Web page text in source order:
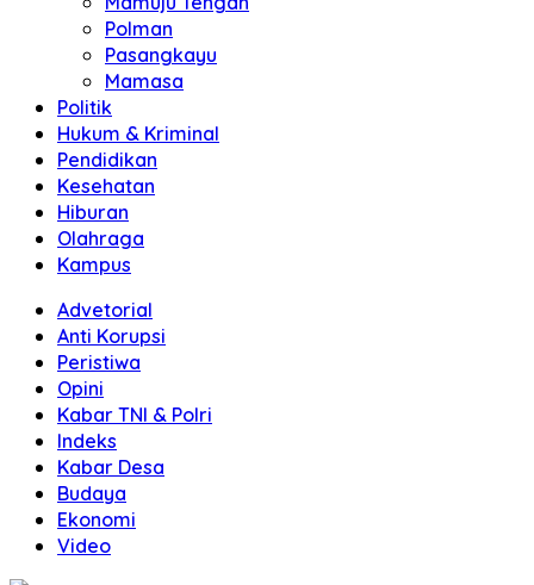
Polman
Pasangkayu
Mamasa
Politik
Hukum & Kriminal
Pendidikan
Kesehatan
Hiburan
Olahraga
Kampus
Advetorial
Anti Korupsi
Peristiwa
Opini
Kabar TNI & Polri
Indeks
Kabar Desa
Budaya
Ekonomi
Video